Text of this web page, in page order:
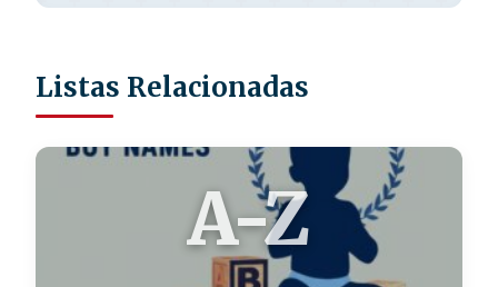
Listas Relacionadas
A-Z